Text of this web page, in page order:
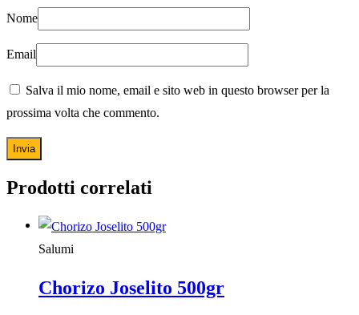
Nome
Email
Salva il mio nome, email e sito web in questo browser per la
prossima volta che commento.
Prodotti correlati
Salumi
Chorizo Joselito 500gr